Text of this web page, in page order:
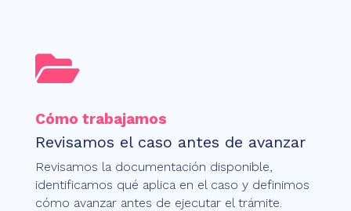

Cómo trabajamos
Revisamos el caso antes de avanzar
Revisamos la documentación disponible,
identificamos qué aplica en el caso y definimos
cómo avanzar antes de ejecutar el trámite.